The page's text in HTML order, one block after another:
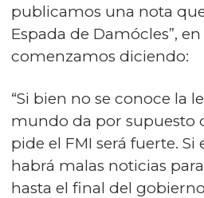
publicamos una nota
Espada de Damócles”,
comenzamos diciendo:
“Si bien no se conoce la
mundo da por supuesto
pide el FMI será fuerte. Si
habrá malas noticias
hasta el final del